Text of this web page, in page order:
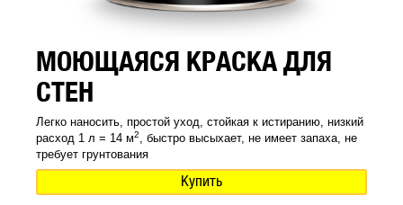
МОЮЩАЯСЯ КРАСКА ДЛЯ
СТЕН
Легко наносить, простой уход, стойкая к истиранию, низкий
расход 1 л = 14 м2
, быстро высыхает, не имеет запаха, не
требует грунтования
Купить